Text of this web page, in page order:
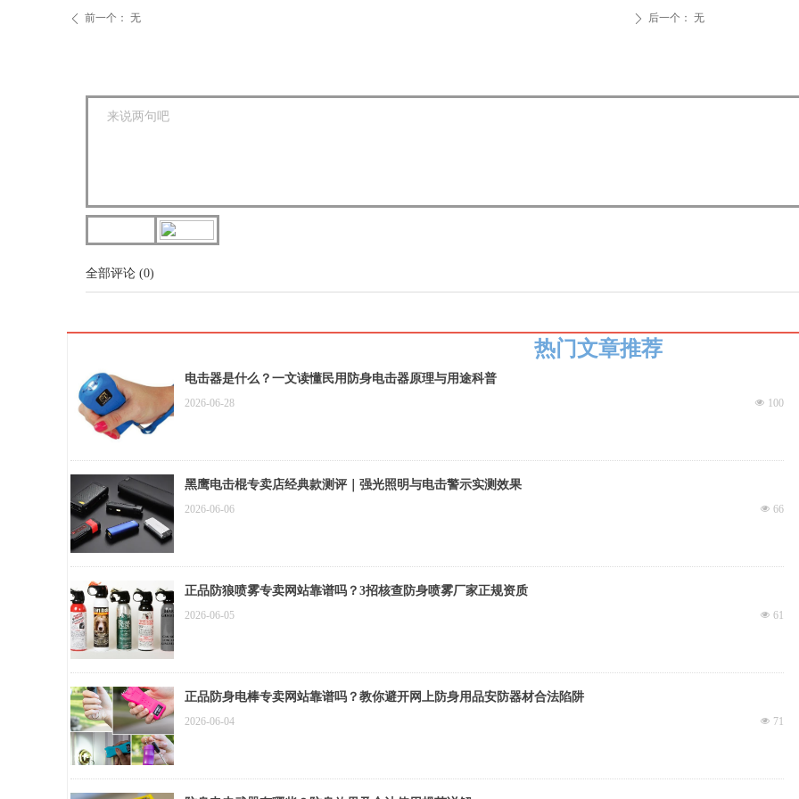
全部评论 (0)
热门文章推荐
电击器是什么？一文读懂民用防身电击器原理与用途科普
넶 100
2026-06-28
黑鹰电击棍专卖店经典款测评｜强光照明与电击警示实测效果
넶 66
2026-06-06
正品防狼喷雾专卖网站靠谱吗？3招核查防身喷雾厂家正规资质
넶 61
2026-06-05
正品防身电棒专卖网站靠谱吗？教你避开网上防身用品安防器材合法陷阱
넶 71
2026-06-04
ꄴ 前一个： 无 ꄲ 后一个： 无